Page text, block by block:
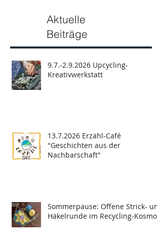
Aktuelle
Beiträge
9.7.-2.9.2026 Upcycling-
Kreativwerkstatt
13.7.2026 Erzähl-Café
"Geschichten aus der
Nachbarschaft"
Sommerpause: Offene Strick- und
Häkelrunde im Recycling-Kosmos